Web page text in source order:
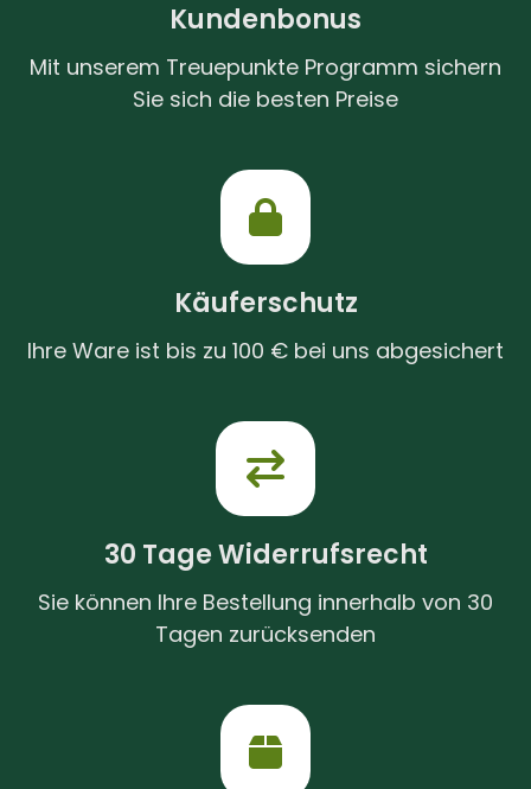
Kundenbonus
Mit unserem Treuepunkte Programm sichern
Sie sich die besten Preise
Käuferschutz
Ihre Ware ist bis zu 100 € bei uns abgesichert
30 Tage Widerrufsrecht
Sie können Ihre Bestellung innerhalb von 30
Tagen zurücksenden